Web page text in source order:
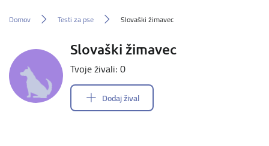
Domov Testi za pse Slovaški žimavec
Slovaški žimavec
Tvoje živali: 0
Dodaj žival